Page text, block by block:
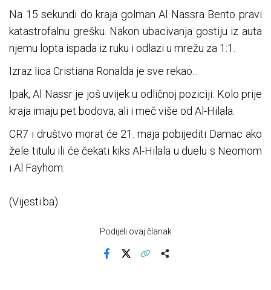
Na 15 sekundi do kraja golman Al Nassra Bento pravi
katastrofalnu grešku. Nakon ubacivanja gostiju iz auta
njemu lopta ispada iz ruku i odlazi u mrežu za 1:1.
Izraz lica Cristiana Ronalda je sve rekao...
Ipak, Al Nassr je još uvijek u odličnoj poziciji. Kolo prije
kraja imaju pet bodova, ali i meč više od Al-Hilala.
CR7 i društvo morat će 21. maja pobijediti Damac ako
žele titulu ili će čekati kiks Al-Hilala u duelu s Neomom
i Al Fayhom.
(Vijesti.ba)
Podijeli ovaj članak